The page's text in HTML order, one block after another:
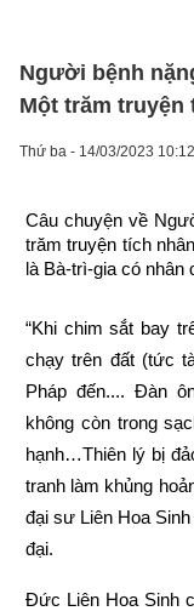
Người bệnh
Một trăm truyện
Thứ ba - 14/03/2023 10:12
Câu chuyện về
trăm truyện tích
là Bà-trì-gia có
“Khi chim sắt bay
chạy trên đất (tức
Pháp đến.... Đàn
không còn trong
hạnh…Thiên lý bị
tranh làm khủng
đại sư Liên Hoa
đại.
Đức Liên Hoa Sinh